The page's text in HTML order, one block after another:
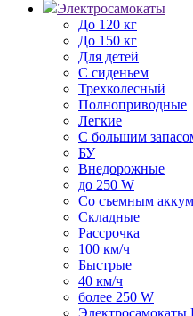
Электросамокаты
До 120 кг
До 150 кг
Для детей
С сиденьем
Трехколесный
Полноприводные
Легкие
С большим
БУ
Внедорожные
до 250 W
Со съемным
Складные
Рассрочка
100 км/ч
Быстрые
40 км/ч
более 250 W
Электросамокаты